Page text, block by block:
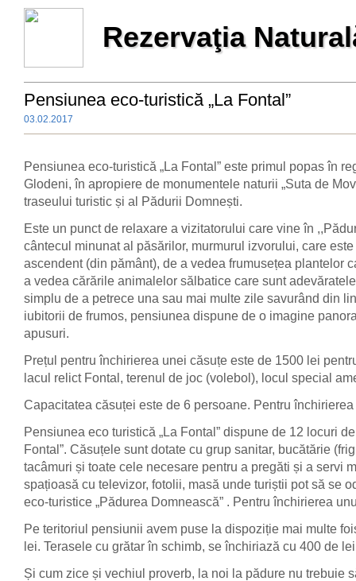
Rezervaţia
Pensiunea eco-turistică „La Fontal”
03.02.2017
Pensiunea eco-turistică „La Fontal” este primul popas în
Glodeni, în apropiere de monumentele naturii „Suta de
traseului turistic și al Pădurii Domnești.
Este un punct de relaxare a vizitatorului care vine în
cântecul minunat al păsărilor, murmurul izvorului, care
ascendent (din pământ), de a vedea frumusețea plantelor
a vedea cărările animalelor sălbatice care sunt
simplu de a petrece una sau mai multe zile savurând din
iubitorii de frumos, pensiunea dispune de o imagine
apusuri.
Prețul pentru închirierea unei căsuțe este de 1500 lei
lacul relict Fontal, terenul de joc (volebol), locul special
Capacitatea căsuței este de 6 persoane. Pentru
Pensiunea eco turistică „La Fontal” dispune de 12 locuri
Fontal”. Căsuțele sunt dotate cu grup sanitar, bucătărie
tacâmuri și toate cele necesare pentru a pregăti și a servi
spațioasă cu televizor, fotolii, masă unde turiștii pot să se
eco-turistice „Pădurea Domnească” . Pentru închirierea
Pe teritoriul pensiunii avem puse la dispoziție mai multe
lei. Terasele cu grătar în schimb, se închiriază cu 400 de
Și cum zice și vechiul proverb, la noi la pădure nu trebuie